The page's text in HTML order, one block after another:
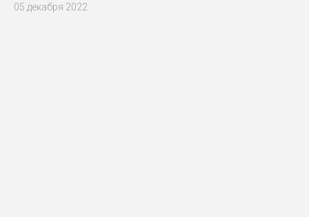
05 декабря 2022